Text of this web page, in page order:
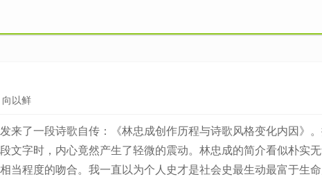
以鲜
了一段诗歌自传：《林忠成创作历程与诗歌风格变化内因》
文字时，内心竟然产生了轻微的震动。林忠成的简介看似朴
当程度的吻合。我一直以为个人史才是社会史最生动最富于